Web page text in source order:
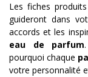
Les fiches
guideront dans
accords et les
eau de parfum
pourquoi chaque
votre personnalité